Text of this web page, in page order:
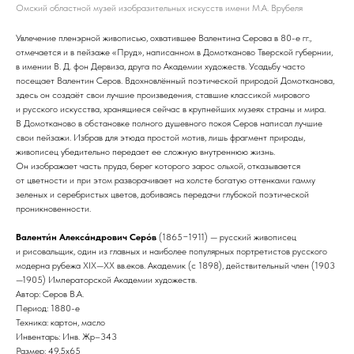
Омский областной музей изобразительных искусств имени М.А. Врубеля
Увлечение пленэрной живописью, охватившее Валентина Серова в 80-е гг.,
отмечается и в пейзаже «Пруд», написанном в Домотканово Тверской губернии,
в имении В. Д. фон Дервиза, друга по Академии художеств. Усадьбу часто
посещает Валентин Серов. Вдохновлённый поэтической природой Домотканова,
здесь он создаёт свои лучшие произведения, ставшие классикой мирового
и русского искусства, хранящиеся сейчас в крупнейших музеях страны и мира.
В Домотканово в обстановке полного душевного покоя Серов написал лучшие
свои пейзажи. Избрав для этюда простой мотив, лишь фрагмент природы,
живописец убедительно передает ее сложную внутреннюю жизнь.
Он изображает часть пруда, берег которого зарос ольхой, отказывается
от цветности и при этом разворачивает на холсте богатую оттенками гамму
зеленых и серебристых цветов, добиваясь передачи глубокой поэтической
проникновенности.
Валенти́н Алекса́ндрович Серо́в (1865−1911) — русский живописец
и рисовальщик, один из главных и наиболее популярных портретистов русского
модерна рубежа XIX—XX вв.еков. Академик (с 1898), действительный член (1903
—1905) Императорской Академии художеств.
Автор: Серов В.А.
Период: 1880-е
Техника: картон, масло
Инвентарь: Инв. Жр–343
Размер: 49,5х65